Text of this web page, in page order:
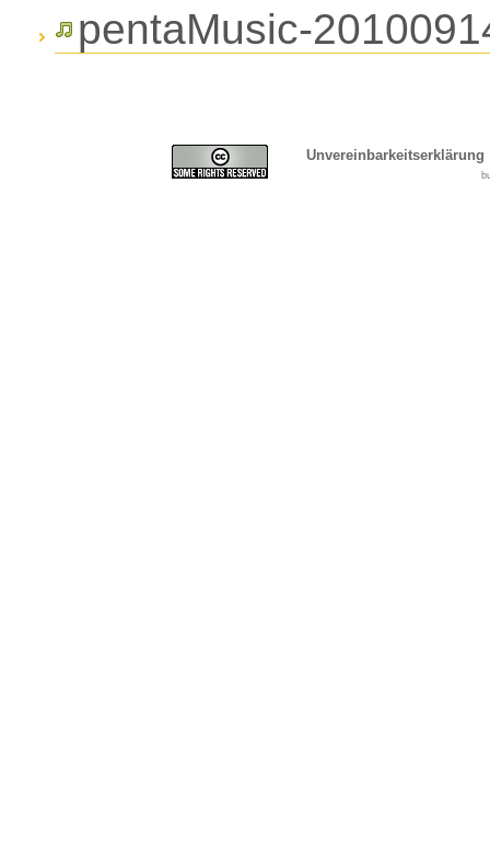
pentaMusic-
Unvereinbarkeitserklärung